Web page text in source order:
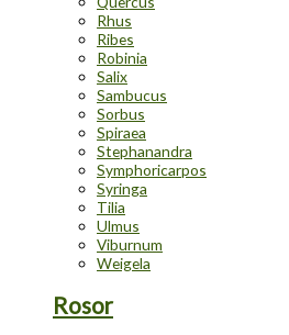
Rhus
Ribes
Robinia
Salix
Sambucus
Sorbus
Spiraea
Stephanandra
Symphoricarpos
Syringa
Tilia
Ulmus
Viburnum
Weigela
Rosor